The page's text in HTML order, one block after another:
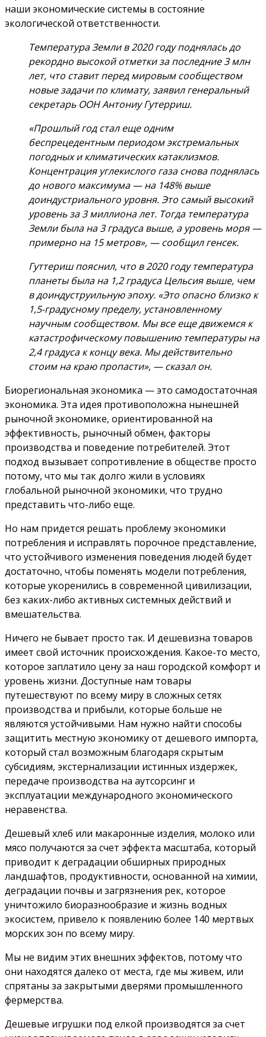
наши экономические системы в состояние
экологической ответственности.
Температура Земли в 2020 году поднялась до
рекордно высокой отметки за последние 3 млн
лет, что ставит перед мировым сообществом
новые задачи по климату, заявил генеральный
секретарь ООН Антониу Гутерриш.
«Прошлый год стал еще одним
беспрецедентным периодом экстремальных
погодных и климатических катаклизмов.
Концентрация углекислого газа снова поднялась
до нового максимума — на 148% выше
доиндустриального уровня. Это самый высокий
уровень за 3 миллиона лет. Тогда температура
Земли была на 3 градуса выше, а уровень моря —
примерно на 15 метров», — сообщил генсек.
Гуттериш пояснил, что в 2020 году температура
планеты была на 1,2 градуса Цельсия выше, чем
в доиндуструильную эпоху. «Это опасно близко к
1,5-градусному пределу, установленному
научным сообществом. Мы все еще движемся к
катастрофическому повышению температуры на
2,4 градуса к концу века. Мы действительно
стоим на краю пропасти», — сказал он.
Биорегиональная экономика — это самодостаточная
экономика. Эта идея противоположна нынешней
рыночной экономике, ориентированной на
эффективность, рыночный обмен, факторы
производства и поведение потребителей. Этот
подход вызывает сопротивление в обществе просто
потому, что мы так долго жили в условиях
глобальной рыночной экономики, что трудно
представить что-либо еще.
Но нам придется решать проблему экономики
потребления и исправлять порочное представление,
что устойчивого изменения поведения людей будет
достаточно, чтобы поменять модели потребления,
которые укоренились в современной цивилизации,
без каких-либо активных системных действий и
вмешательства.
Ничего не бывает просто так. И дешевизна товаров
имеет свой источник происхождения. Какое-то место,
которое заплатило цену за наш городской комфорт и
уровень жизни. Доступные нам товары
путешествуют по всему миру в сложных сетях
производства и прибыли, которые больше не
являются устойчивыми. Нам нужно найти способы
защитить местную экономику от дешевого импорта,
который стал возможным благодаря скрытым
субсидиям, экстернализации истинных издержек,
передаче производства на аутсорсинг и
эксплуатации международного экономического
неравенства.
Дешевый хлеб или макаронные изделия, молоко или
мясо получаются за счет эффекта масштаба, который
приводит к деградации обширных природных
ландшафтов, продуктивности, основанной на химии,
деградации почвы и загрязнения рек, которое
уничтожило биоразнообразие и жизнь водных
экосистем, привело к появлению более 140 мертвых
морских зон по всему миру.
Мы не видим этих внешних эффектов, потому что
они находятся далеко от места, где мы живем, или
спрятаны за закрытыми дверями промышленного
фермерства.
Дешевые игрушки под елкой производятся за счет